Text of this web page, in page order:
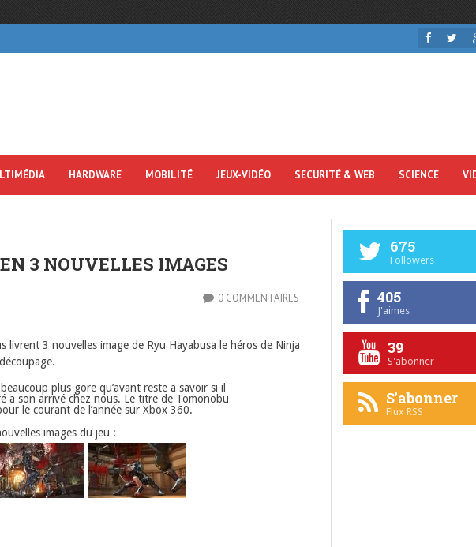
HARDWARE MOBILITÉ JEUX-VIDÉO SECURITÉ & WEB SCIENCE
3 NOUVELLES IMAGES
0 COMMENTAIRES
livrent 3 nouvelles image de Ryu Hayabusa le héros de Ninja
beaucoup plus gore qu’avant reste a savoir si il
a son arrivé chez nous. Le titre de Tomonobu
le courant de l’année sur Xbox 360.
images du jeu :
675
Followers
405
J'aimes
39
S'abonner
S'abonner
Flux RSS